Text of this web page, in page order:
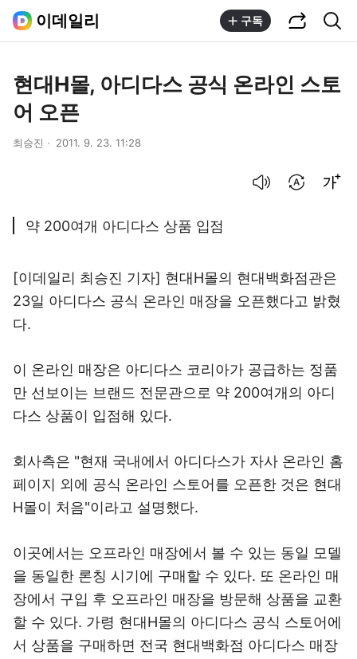
이데일리 구독
현대H몰, 아디다스 공식 온라인 스토
어 오픈
최승진 2011. 9. 23. 11:28
약 200여개 아디다스 상품 입점
[이데일리 최승진 기자] 현대H몰의 현대백화점관은
23일 아디다스 공식 온라인 매장을 오픈했다고 밝혔
다.
이 온라인 매장은 아디다스 코리아가 공급하는 정품
만 선보이는 브랜드 전문관으로 약 200여개의 아디
다스 상품이 입점해 있다.
회사측은 "현재 국내에서 아디다스가 자사 온라인 홈
페이지 외에 공식 온라인 스토어를 오픈한 것은 현대
H몰이 처음"이라고 설명했다.
이곳에서는 오프라인 매장에서 볼 수 있는 동일 모델
을 동일한 론칭 시기에 구매할 수 있다. 또 온라인 매
장에서 구입 후 오프라인 매장을 방문해 상품을 교환
할 수 있다. 가령 현대H몰의 아디다스 공식 스토어에
서 상품을 구매하면 전국 현대백화점 아디다스 매장